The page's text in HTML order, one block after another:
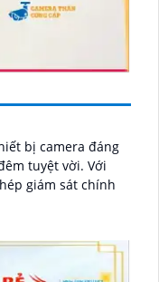
bị camera đáng
tuyệt vời. Với
giám sát chính